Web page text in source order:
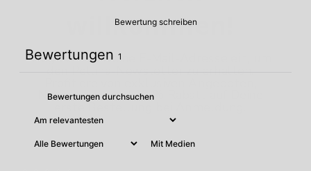
Bewertung schreiben
Bewertungen 1
Mit Medien
Profitiere von exklusiven Angeboten,
Neuigkeiten und 10 % Rabatt auf Deine
Email